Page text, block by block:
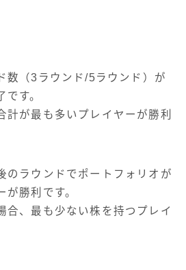
数（3ラウンド/5ラウンド）が
す。
計が最も多いプレイヤーが勝利
のラウンドでポートフォリオが
勝利です。
合、最も少ない株を持つプレイ